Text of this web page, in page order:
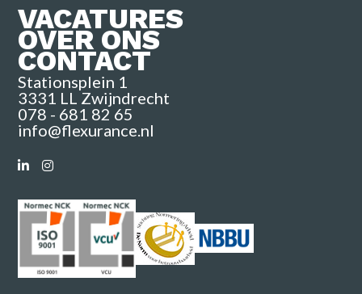
VACATURES
OVER ONS
CONTACT
Stationsplein 1
3331 LL Zwijndrecht
078 - 681 82 65
info@flexurance.nl